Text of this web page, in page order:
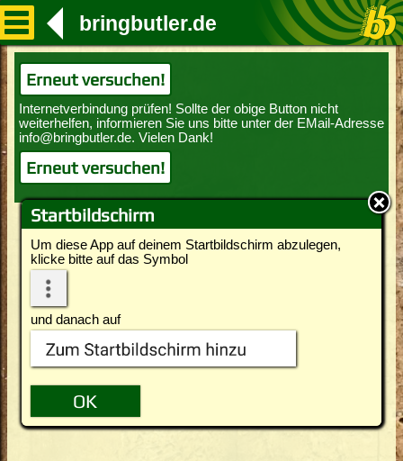
Startbildschirm
Um diese App auf deinem Startbildschirm abzulegen,
klicke bitte auf das Symbol
und danach auf
bringbutler.de
Erneut versuchen!
Erneut versuchen!